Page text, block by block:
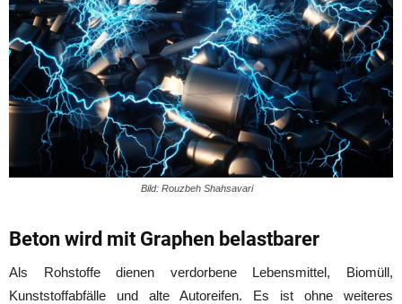
Bild: Rouzbeh Shahsavari
Beton wird mit Graphen belastbarer
Als Rohstoffe dienen verdorbene Lebensmittel, Biomüll,
Kunststoffabfälle und alte Autoreifen. Es ist ohne weiteres